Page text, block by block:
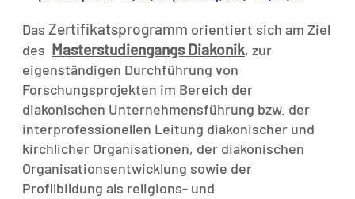
Das Zertifikatsprogramm orientiert sich am Ziel
des Masterstudiengangs Diakonik, zur
eigenständigen Durchführung von
Forschungsprojekten im Bereich der
diakonischen Unternehmensführung bzw. der
interprofessionellen Leitung diakonischer und
kirchlicher Organisationen, der diakonischen
Organisationsentwicklung sowie der
Profilbildung als religions- und